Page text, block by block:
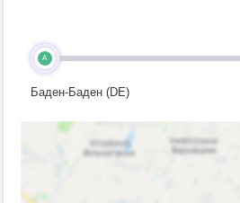
A
Баден-Баден (DE)